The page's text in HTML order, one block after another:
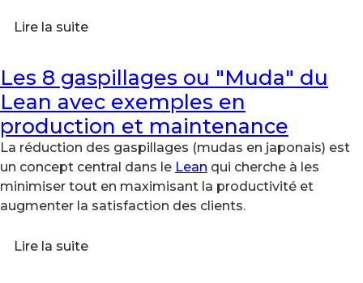
Lire la suite
Les 8 gaspillages ou "Muda" du
Lean avec exemples en
production et maintenance
La réduction des gaspillages (mudas en japonais) est
un concept central dans le Lean qui cherche à les
minimiser tout en maximisant la productivité et
augmenter la satisfaction des clients.
Lire la suite